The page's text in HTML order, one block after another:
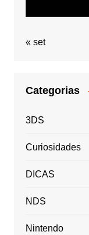
« set
Categorias
3DS
Curiosidades
DICAS
NDS
Nintendo